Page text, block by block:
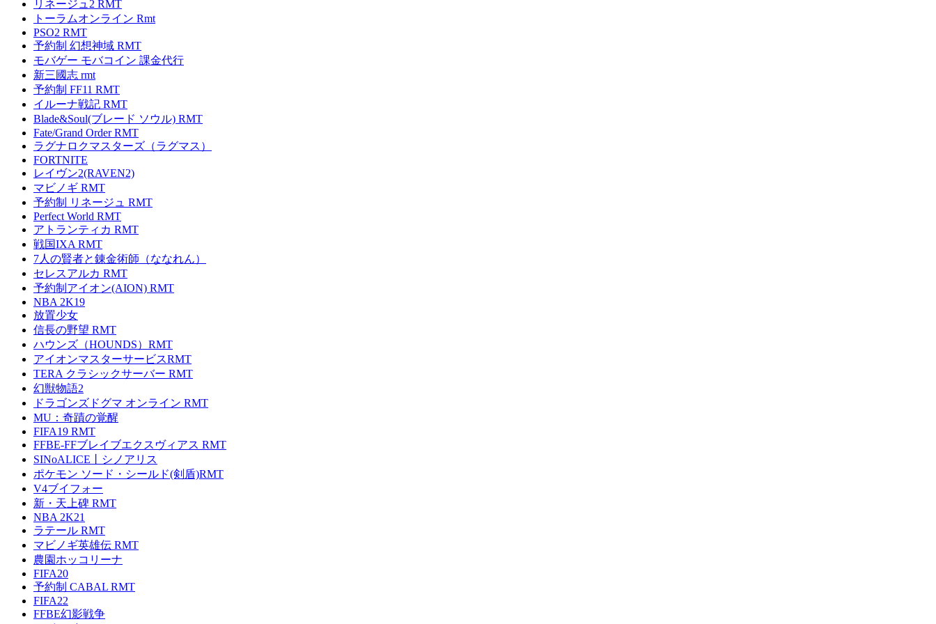
リネージュ2 RMT
トーラムオンライン Rmt
PSO2 RMT
予約制 幻想神域 RMT
モバゲー モバコイン 課金代行
新三國志 rmt
予約制 FF11 RMT
イルーナ戦記 RMT
Blade&Soul(ブレード ソウル) RMT
Fate/Grand Order RMT
ラグナロクマスターズ（ラグマス）
FORTNITE
レイヴン2(RAVEN2)
マビノギ RMT
予約制 リネージュ RMT
Perfect World RMT
アトランティカ RMT
戦国IXA RMT
7人の賢者と錬金術師（ななれん）
セレスアルカ RMT
予約制アイオン(AION) RMT
NBA 2K19
放置少女
信長の野望 RMT
ハウンズ（HOUNDS）RMT
アイオンマスターサービスRMT
TERA クラシックサーバー RMT
幻獣物語2
ドラゴンズドグマ オンライン RMT
MU：奇蹟の覚醒
FIFA19 RMT
FFBE-FFブレイブエクスヴィアス RMT
SINoALICE丨シノアリス
ポケモン ソード・シールド(剣盾)RMT
V4ブイフォー
新・天上碑 RMT
NBA 2K21
ラテール RMT
マビノギ英雄伝 RMT
農園ホッコリーナ
FIFA20
予約制 CABAL RMT
FIFA22
FFBE幻影戦争